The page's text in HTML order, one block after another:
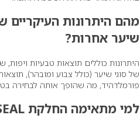
מהם היתרונות
שיער אחרות?
היתרונות כוללים תוצאות טבעיות
של סוגי שיער (כולל צבוע ומובהר),
פורמלדהיד, מה שהופך אותה לבחירה
למי מתאימה החלקת FIBROSEAL